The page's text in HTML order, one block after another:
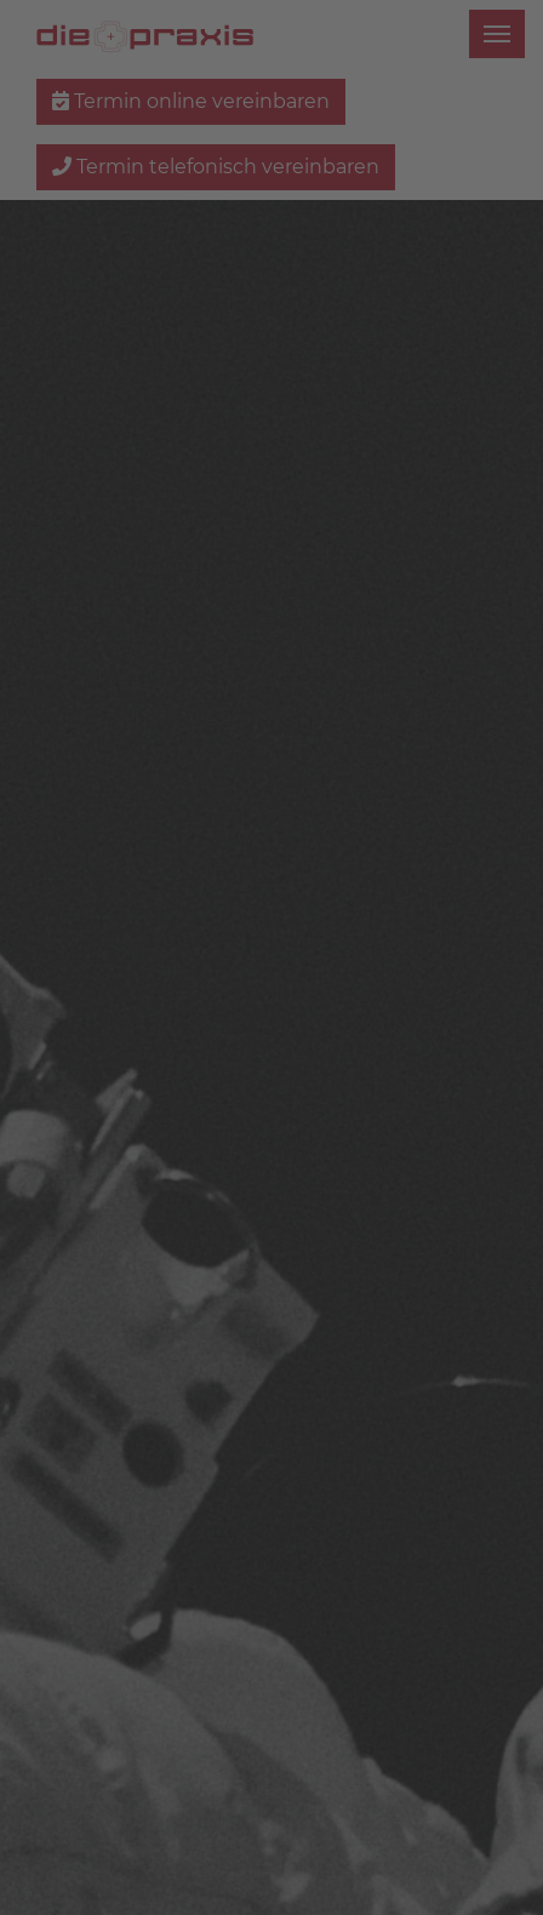
Termin online vereinbaren
Termin telefonisch vereinbaren